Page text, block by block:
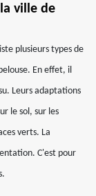
ville de
plusieurs types de
En effet, il
Leurs adaptations
le sol, sur les
verts. La
C'est pour